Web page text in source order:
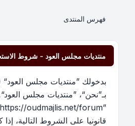
فهرس المنتدى
منتديات مجلس العود - شروط
بدخولك ”منتديات مجلس العود“
بـ”نحن“، ”منتديات مجلس
قانونيا على الشروط التالية،